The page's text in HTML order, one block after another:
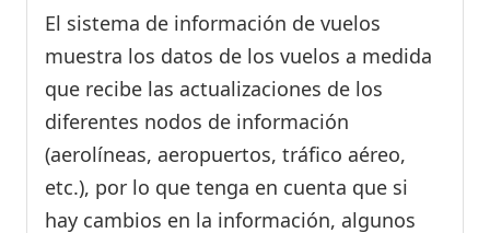
El sistema de información de vuelos
muestra los datos de los vuelos a medida
que recibe las actualizaciones de los
diferentes nodos de información
(aerolíneas, aeropuertos, tráfico aéreo,
etc.), por lo que tenga en cuenta que si
hay cambios en la información, algunos